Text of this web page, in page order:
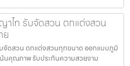
ไท รับจัดสวน ตกแต่งสวน
ย
ดสวน ตกแต่งสวนทุกขนาด ออกแบบภูมิ
น้นคุณภาพ รับประกันความสวยงาม